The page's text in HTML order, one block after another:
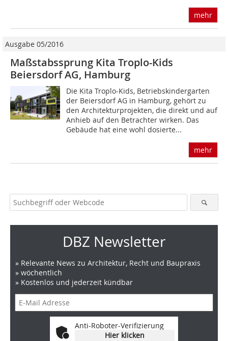
mehr
Ausgabe 05/2016
Maßstabssprung Kita Troplo-Kids
Beiersdorf AG, Hamburg
Die Kita Troplo-Kids, Betriebskindergarten
der Beiersdorf AG in Hamburg, gehört zu
den Architekturprojekten, die direkt und auf
Anhieb auf den Betrachter wirken. Das
Gebäude hat eine wohl dosierte...
mehr
DBZ Newsletter
» Relevante News zu Architektur, Recht und Baupraxis
» wöchentlich
» Kostenlos und jederzeit kündbar
Anti-Roboter-Verifizierung
Hier klicken